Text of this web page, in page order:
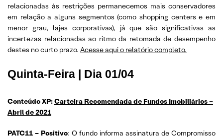
relacionadas às restrições permanecemos mais conservadores
em relação a alguns segmentos (como shopping centers e em
menor grau, lajes corporativas), já que são significativas as
incertezas relacionadas ao ritmo da retomada de desempenho
destes no curto prazo. Acesse aqui o relatório completo.
Quinta-Feira | Dia 01/04
Conteúdo XP:Carteira Recomendada de Fundos Imobiliários –
Abril de 2021
PATC11 – Positivo: O fundo informa assinatura de Compromisso